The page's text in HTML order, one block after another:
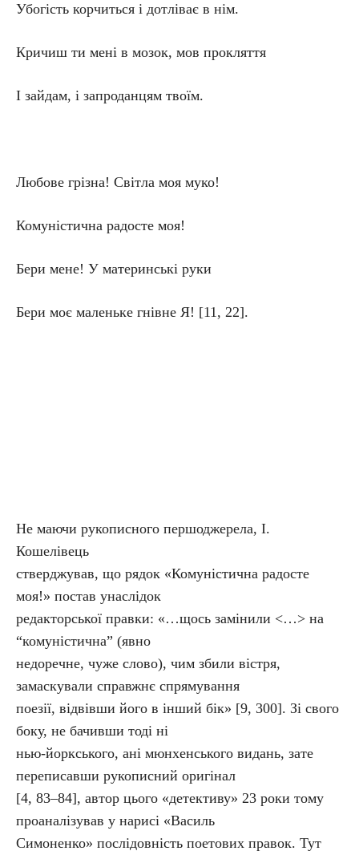
Убогість корчиться і дотліває в нім.
Кричиш ти мені в мозок, мов прокляття
І зайдам, і запроданцям твоїм.
Любове грізна! Світла моя муко!
Комуністична радосте моя!
Бери мене! У материнські руки
Бери моє маленьке гнівне Я! [11, 22].
Не маючи рукописного першоджерела, І.
Кошелівець
стверджував, що рядок «Комуністична радосте
моя!» постав унаслідок
редакторської правки: «…щось замінили <…> на
“комуністична” (явно
недоречне, чуже слово), чим збили вістря,
замаскували справжнє спрямування
поезії, відвівши його в інший бік» [9, 300]. Зі свого
боку, не бачивши тоді ні
нью-йоркського, ані мюнхенського видань, зате
переписавши рукописний оригінал
[4, 83–84], автор цього «детективу» 23 роки тому
проаналізував у нарисі «Василь
Симоненко» послідовність поетових правок. Тут